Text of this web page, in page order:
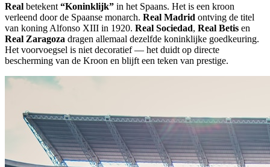
Real betekent “Koninklijk” in het Spaans. Het is een kroon
verleend door de Spaanse monarch. Real Madrid ontving de titel
van koning Alfonso XIII in 1920. Real Sociedad, Real Betis en
Real Zaragoza dragen allemaal dezelfde koninklijke goedkeuring.
Het voorvoegsel is niet decoratief — het duidt op directe
bescherming van de Kroon en blijft een teken van prestige.